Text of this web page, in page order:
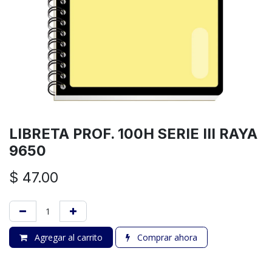
LIBRETA PROF. 100H SERIE III RAYA
9650
$ 47.00
Agregar al carrito Comprar ahora